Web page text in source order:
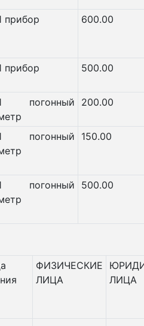
прибор 600.00
прибор 500.00
погонный
200.00
погонный
150.00
погонный
500.00
ФИЗИЧЕСКИЕ
ЛИЦА
ЛИЦА